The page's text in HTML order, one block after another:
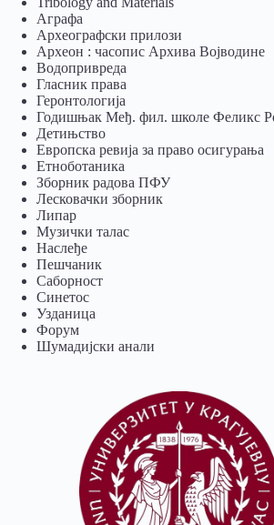
Аграфа
Археографски прилози
Археон : часопис Архива Војводине
Водопривреда
Гласник права
Геронтологија
Годишњак Међ. фил. школе Феликс
Детињство
Европска ревија за право осигурања
Eтноботаника
Зборник радова ПФУ
Лесковачки зборник
Липар
Музички талас
Наслеђе
Пешчаник
Саборност
Синетос
Узданица
Форум
Шумадијски анали